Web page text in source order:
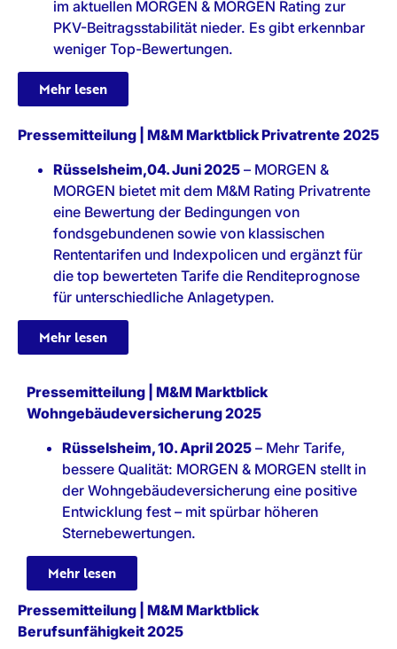
im aktuellen MORGEN & MORGEN Rating zur
PKV-Beitragsstabilität nieder. Es gibt erkennbar
weniger Top-Bewertungen.
Mehr lesen
Pressemitteilung | M&M Marktblick Privatrente 2025
Rüsselsheim,04. Juni 2025 – MORGEN &
MORGEN bietet mit dem M&M Rating Privatrente
eine Bewertung der Bedingungen von
fondsgebundenen sowie von klassischen
Rententarifen und Indexpolicen und ergänzt für
die top bewerteten Tarife die Renditeprognose
für unterschiedliche Anlagetypen.
Mehr lesen
Pressemitteilung | M&M Marktblick
Wohngebäudeversicherung 2025
Rüsselsheim, 10. April 2025 – Mehr Tarife,
bessere Qualität: MORGEN & MORGEN stellt in
der Wohngebäudeversicherung eine positive
Entwicklung fest – mit spürbar höheren
Sternebewertungen.
Mehr lesen
Pressemitteilung | M&M Marktblick
Berufsunfähigkeit 2025